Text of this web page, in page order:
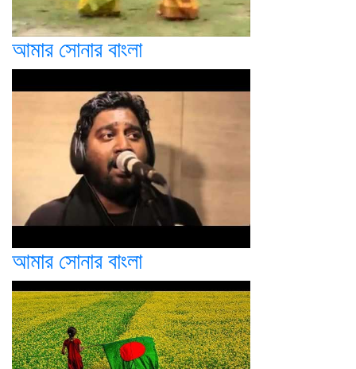
আমার সোনার বাংলা
আমার সোনার বাংলা